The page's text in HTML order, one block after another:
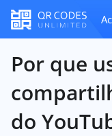
Por que
do